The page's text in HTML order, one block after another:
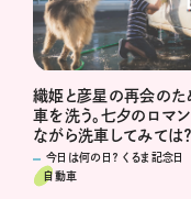
織姫と彦星の再会のた
車を洗う。七夕のロマ
ながら洗車してみては？
今日は何の日？ くるま記念日
自動車